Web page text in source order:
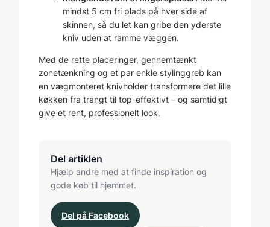
mindst 5 cm fri plads på hver side af
skinnen, så du let kan gribe den yderste
kniv uden at ramme væggen.
Med de rette placeringer, gennemtænkt
zonetænkning og et par enkle stylinggreb kan
en vægmonteret knivholder transformere det lille
køkken fra trangt til top-effektivt – og samtidigt
give et rent, professionelt look.
Del artiklen
Hjælp andre med at finde inspiration og
gode køb til hjemmet.
Del på Facebook